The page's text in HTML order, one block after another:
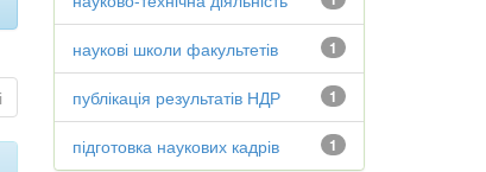
1
наукові школи факультетів
1
публікація результатів НДР
1
підготовка наукових кадрів